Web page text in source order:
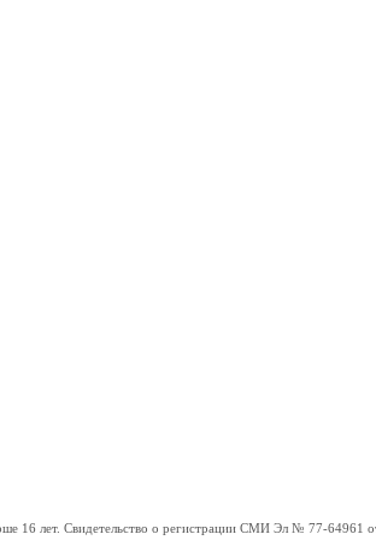
лет. Свидетельство о регистрации СМИ Эл № 77-64961